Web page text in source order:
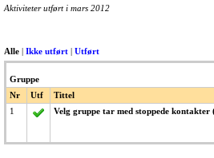
Aktiviteter utført i mars 2012
Alle Ikke utført Utført
Gruppe
Nr
Utf
Tittel
1
Velg gruppe tar med stoppede kontakter